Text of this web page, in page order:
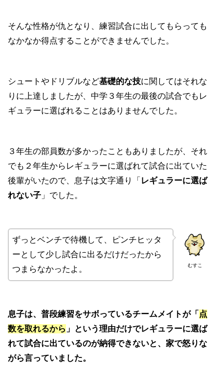
そんな性格が仇となり、練習試合に出してもらっても
なかなか得点することができませんでした。
シュートやドリブルなど基礎的な技に関してはそれな
りに上達しましたが、中学３年生の最後の試合でもレ
ギュラーに選ばれることはありませんでした。
３年生の部員数が多かったこともありましたが、それ
でも２年生からレギュラーに選ばれて試合に出ていた
後輩がいたので、息子は文字通り「 レギュラーに選ば
れない子 」でした。
むすこ
ずっとベンチで待機して、ピンチヒッタ
ーとして少し試合に出るだけだったから
つまらなかったよ。
息子は、普段練習をサボっているチームメイトが「 点
数を取れるから 」という理由だけでレギュラーに選ば
れて試合に出ているのが納得できないと、家で怒りな
がら言っていました。